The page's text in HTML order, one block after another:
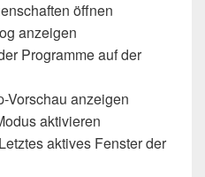
öffnen
anzeigen
Programme auf der
Vorschau anzeigen
aktivieren
aktives Fenster der